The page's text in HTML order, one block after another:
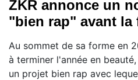
ZKR annonce un
"bien rap" avant la
Au sommet de sa forme en
à terminer l'année en
un projet bien rap avec